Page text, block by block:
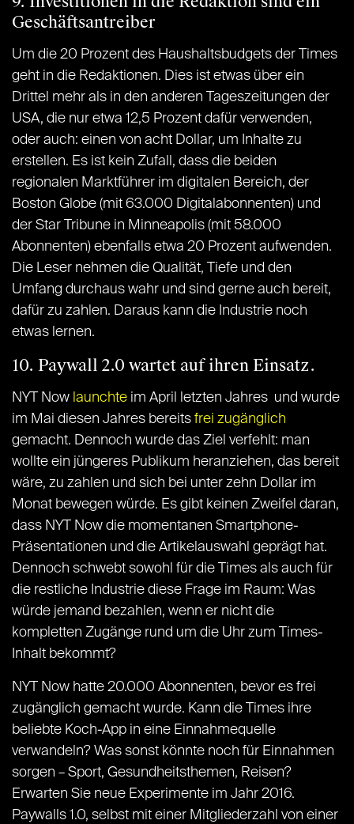
Geschäftsantreiber
Um die 20 Prozent des Haushaltsbudgets der Times
geht in die Redaktionen. Dies ist etwas über ein
Drittel mehr als in den anderen Tageszeitungen der
USA, die nur etwa 12,5 Prozent dafür verwenden,
oder auch: einen von acht Dollar, um Inhalte zu
erstellen. Es ist kein Zufall, dass die beiden
regionalen Marktführer im digitalen Bereich, der
Boston Globe (mit 63.000 Digitalabonnenten) und
der Star Tribune in Minneapolis (mit 58.000
Abonnenten) ebenfalls etwa 20 Prozent aufwenden.
Die Leser nehmen die Qualität, Tiefe und den
Umfang durchaus wahr und sind gerne auch bereit,
dafür zu zahlen. Daraus kann die Industrie noch
etwas lernen.
10. Paywall 2.0 wartet auf ihren Einsatz.
NYT Now launchte im April letzten Jahres und wurde
im Mai diesen Jahres bereits frei zugänglich
gemacht. Dennoch wurde das Ziel verfehlt: man
wollte ein jüngeres Publikum heranziehen, das bereit
wäre, zu zahlen und sich bei unter zehn Dollar im
Monat bewegen würde. Es gibt keinen Zweifel daran,
dass NYT Now die momentanen Smartphone-
Präsentationen und die Artikelauswahl geprägt hat.
Dennoch schwebt sowohl für die Times als auch für
die restliche Industrie diese Frage im Raum: Was
würde jemand bezahlen, wenn er nicht die
kompletten Zugänge rund um die Uhr zum Times-
Inhalt bekommt?
NYT Now hatte 20.000 Abonnenten, bevor es frei
zugänglich gemacht wurde. Kann die Times ihre
beliebte Koch-App in eine Einnahmequelle
verwandeln? Was sonst könnte noch für Einnahmen
sorgen – Sport, Gesundheitsthemen, Reisen?
Erwarten Sie neue Experimente im Jahr 2016.
Paywalls 1.0, selbst mit einer Mitgliederzahl von einer